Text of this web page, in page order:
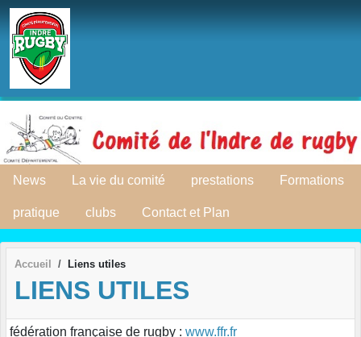
News La vie du comité prestations Formations
pratique clubs Contact et Plan
Accueil Liens utiles
LIENS UTILES
fédération française de rugby : www.ffr.fr
Panneau de gestion des cookies